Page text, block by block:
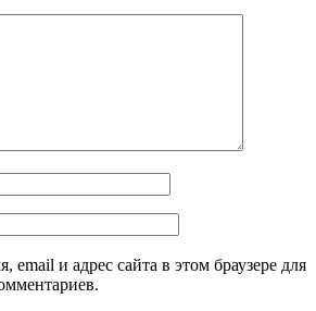
email и адрес сайта в этом браузере для